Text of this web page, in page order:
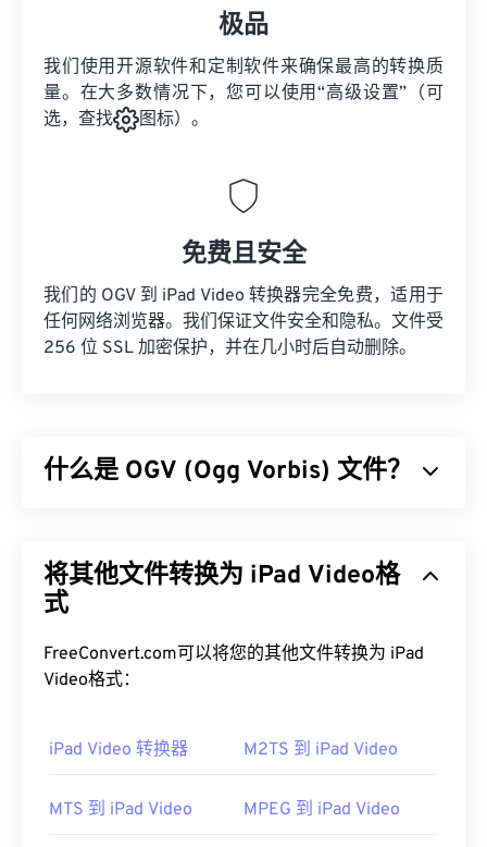
极品
我们使用开源软件和定制软件来确保最高的转换质
量。在大多数情况下，您可以使用“高级设置”（可
选，查找
图标）。
免费且安全
我们的 OGV 到 iPad Video 转换器完全免费，适用于
任何网络浏览器。我们保证文件安全和隐私。文件受
256 位 SSL 加密保护，并在几小时后自动删除。
什么是 OGV (Ogg Vorbis) 文件？
编解码器的一部分，该系列由非营利组织 Xiph.Org
基金会
幕）和元数据。它支持流媒体以及有损和无损 压缩。
但是，它不支持
如何打开 OGV 文件？
不错的选择包括适用于 Microsoft Windows 操作系统
将其他文件转换为 iPad Video格
式
FreeConvert.com可以将您的其他文件转换为 iPad
Video格式：
iPad Video 转换器 M2TS 到 iPad Video
MTS 到 iPad Video MPEG 到 iPad Video